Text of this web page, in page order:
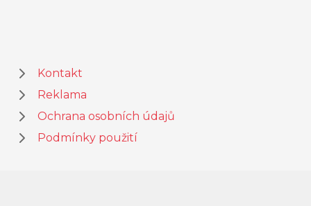
Kontakt
Reklama
Ochrana osobních údajů
Podmínky použití